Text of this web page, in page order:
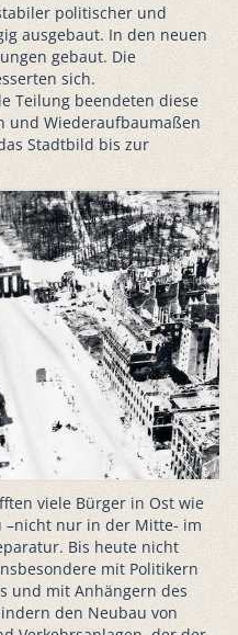
politischer und
ausgebaut. In den neuen
gebaut. Die
sich.
Teilung beendeten diese
und Wiederaufbaumaßen
Stadtbild bis zur
viele Bürger in Ost wie
–nicht nur in der Mitte- im
Bis heute nicht
mit Politikern
und mit Anhängern des
den Neubau von